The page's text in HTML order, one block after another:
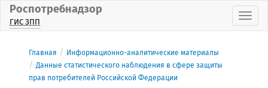
Роспотребнадзор
ГИС ЗПП
Главная
Информационно-аналитические материалы
Данные статистического наблюдения в сфере защиты
прав потребителей Российской Федерации